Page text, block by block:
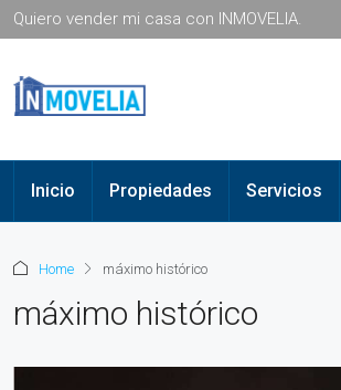
Quiero vender mi casa con INMOVELIA.
Inicio Propiedades Servicios
Home máximo histórico
máximo histórico